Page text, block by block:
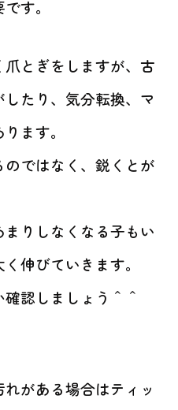
す。
とぎをしますが、古
たり、気分転換、マ
ます。
ではなく、鋭くとが
りしなくなる子もい
伸びていきます。
認しましょう＾＾
がある場合はティッ